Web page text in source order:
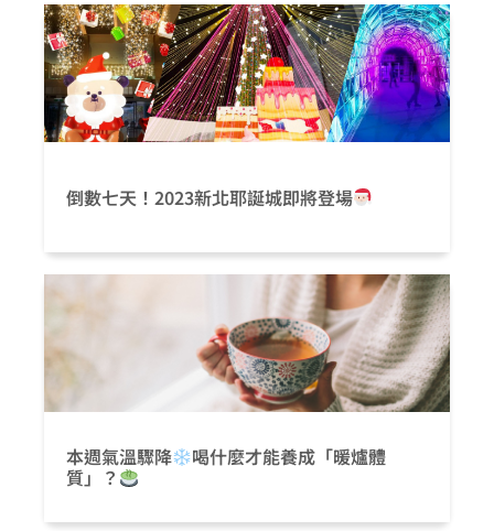
倒數七天！2023新北耶誕城即將登場
本週氣溫驟降 喝什麼才能養成「暖爐體
質」？